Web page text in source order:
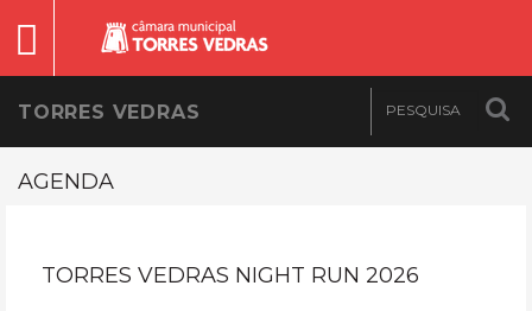
TORRES VEDRAS
AGENDA
TORRES VEDRAS NIGHT RUN 2026